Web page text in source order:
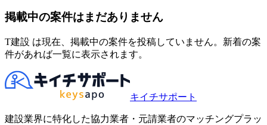
掲載中の案件はまだありません
T建設 は現在、掲載中の案件を投稿していません。新着の案
件があれば一覧に表示されます。
キイチサポート
建設業界に特化した協力業者・元請業者のマッチングプラッ